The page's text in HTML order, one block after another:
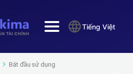
Tiếng Việt
Bắt đầu sử dụng